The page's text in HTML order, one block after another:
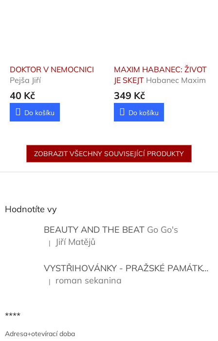
DOKTOR V NEMOCNICI
Pejša Jiří
40 Kč
Do košíku
MAXIM HABANEC: ŽIVOT
JE SKEJT Habanec Maxim
349 Kč
Do košíku
ZOBRAZIT VŠECHNY SOUVISEJÍCÍ PRODUKTY
Hodnotíte vy
BEAUTY AND THE BEAT Go Go's
Hodnocení produktu je 5 z 5 hvězdiček.
| Jiří Matějů
VYSTŘIHOVÁNKY - PRAŽSKÉ PAMÁTKY
Hodnocení produktu je 5 z 5 hvězdiček.
| roman sekanina
****
Adresa+otevírací doba